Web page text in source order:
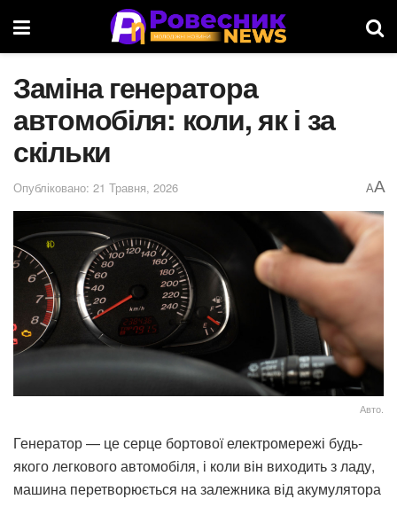
Заміна генератора
автомобіля: коли, як і за
скільки
Опубліковано: 21 Травня, 2026 AA
Авто.
Генератор — це серце бортової електромережі будь-
якого легкового автомобіля, і коли він виходить з ладу,
машина перетворюється на залежника від акумулятора